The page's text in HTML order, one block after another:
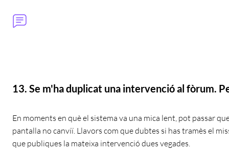
13. Se m'ha duplicat una intervenció al fòrum.
En moments en què el sistema va una mica lent, pot passar
pantalla no canviï. Llavors com que dubtes si has tramès el
que publiques la mateixa intervenció dues vegades.